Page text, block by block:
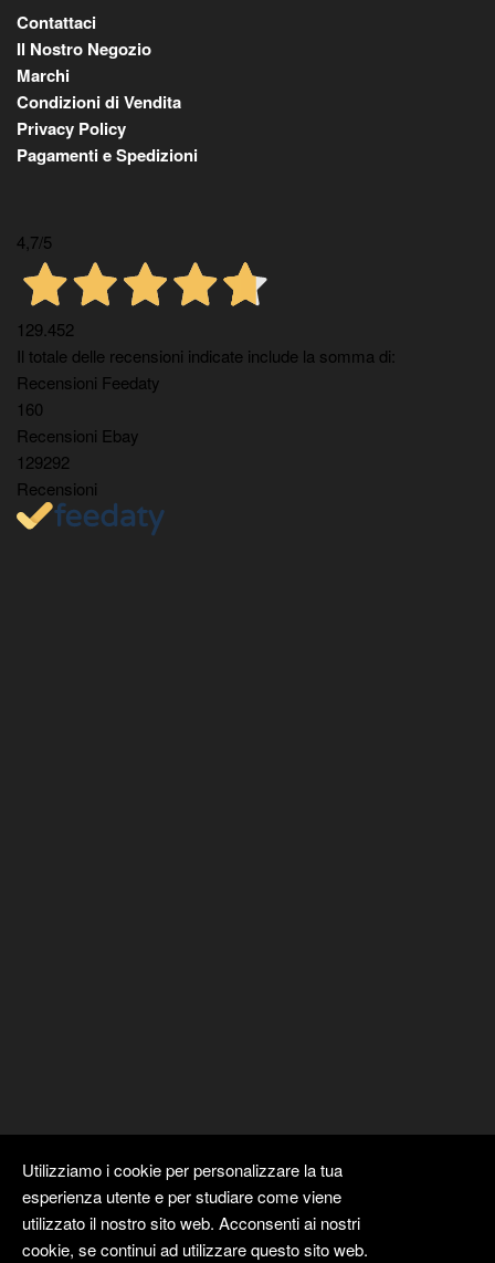
Contattaci
Il Nostro Negozio
Marchi
Condizioni di Vendita
Privacy Policy
Pagamenti e Spedizioni
4,7/5
129.452
Il totale delle recensioni indicate include la somma di:
Recensioni Feedaty
160
Recensioni Ebay
129292
Recensioni
Utilizziamo i cookie per personalizzare la tua
esperienza utente e per studiare come viene
utilizzato il nostro sito web. Acconsenti ai nostri
cookie, se continui ad utilizzare questo sito web.